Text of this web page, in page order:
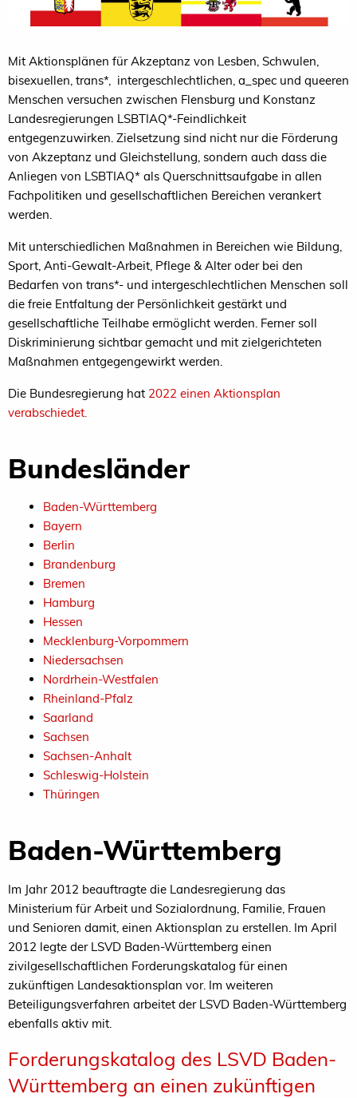
Mit Aktionsplänen für Akzeptanz von Lesben, Schwulen,
bisexuellen, trans*, intergeschlechtlichen, a_spec und queeren
Menschen versuchen zwischen Flensburg und Konstanz
Landesregierungen LSBTIAQ*-Feindlichkeit
entgegenzuwirken. Zielsetzung sind nicht nur die Förderung
von Akzeptanz und Gleichstellung, sondern auch dass die
Anliegen von LSBTIAQ* als Querschnittsaufgabe in allen
Fachpolitiken und gesellschaftlichen Bereichen verankert
werden.
Mit unterschiedlichen Maßnahmen in Bereichen wie Bildung,
Sport, Anti-Gewalt-Arbeit, Pflege & Alter oder bei den
Bedarfen von trans*- und intergeschlechtlichen Menschen soll
die freie Entfaltung der Persönlichkeit gestärkt und
gesellschaftliche Teilhabe ermöglicht werden. Ferner soll
Diskriminierung sichtbar gemacht und mit zielgerichteten
Maßnahmen entgegengewirkt werden.
Die Bundesregierung hat 2022 einen Aktionsplan
verabschiedet.
Bundesländer
Baden-Württemberg
Bayern
Berlin
Brandenburg
Bremen
Hamburg
Hessen
Mecklenburg-Vorpommern
Niedersachsen
Nordrhein-Westfalen
Rheinland-Pfalz
Saarland
Sachsen
Sachsen-Anhalt
Schleswig-Holstein
Thüringen
Baden-Württemberg
Im Jahr 2012 beauftragte die Landesregierung das
Ministerium für Arbeit und Sozialordnung, Familie, Frauen
und Senioren damit, einen Aktionsplan zu erstellen. Im April
2012 legte der LSVD Baden-Württemberg einen
zivilgesellschaftlichen Forderungskatalog für einen
zukünftigen Landesaktionsplan vor. Im weiteren
Beteiligungsverfahren arbeitet der LSVD Baden-Württemberg
ebenfalls aktiv mit.
Forderungskatalog des LSVD Baden-
Württemberg an einen zukünftigen